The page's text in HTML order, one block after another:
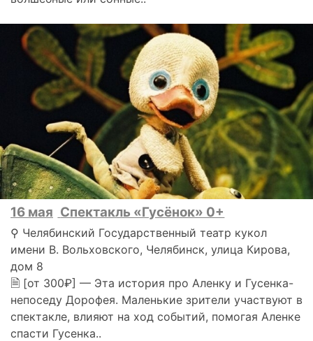
16 мая Спектакль «Гусёнок» 0+
⚲ Челябинский Государственный театр кукол
имени В. Вольховского, Челябинск, улица Кирова,
дом 8
🗎 [от 300₽] — Эта история про Аленку и Гусенка-
непоседу Дорофея. Маленькие зрители участвуют в
спектакле, влияют на ход событий, помогая Аленке
спасти Гусенка..